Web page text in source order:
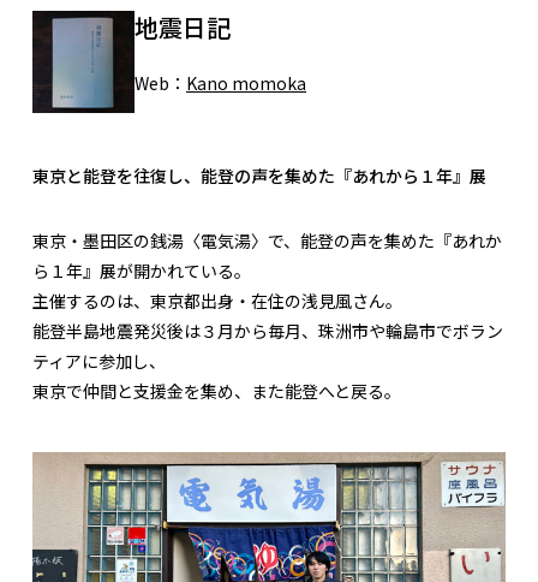
地震日記
Web： Kano momoka
東京と能登を往復し、能登の声を集めた『あれから１年』展
東京・墨田区の銭湯〈電気湯〉で、能登の声を集めた『あれか
ら１年』展が開かれている。
主催するのは、東京都出身・在住の浅見風さん。
能登半島地震発災後は３月から毎月、珠洲市や輪島市でボラン
ティアに参加し、
東京で仲間と支援金を集め、また能登へと戻る。